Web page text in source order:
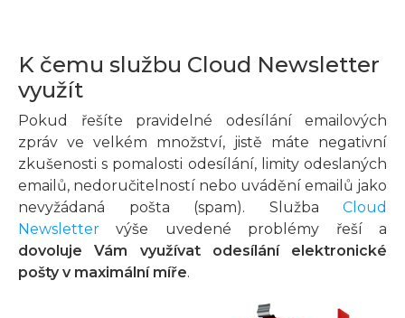
K čemu službu Cloud Newsletter
využít
Pokud řešíte pravidelné odesílání emailových
zpráv ve velkém množství, jistě máte negativní
zkušenosti s pomalosti odesílání, limity odeslaných
emailů, nedoručitelností nebo uvádění emailů jako
nevyžádaná pošta (spam). Služba Cloud
Newsletter výše uvedené problémy řeší a
dovoluje Vám využívat odesílání elektronické
pošty v maximální míře.